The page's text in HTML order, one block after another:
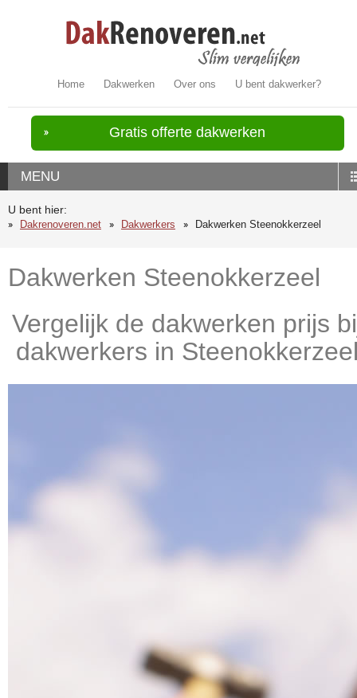
Home Dakwerken Over ons U bent dakwerker?
Gratis offerte dakwerken
MENU
U bent hier:
Dakrenoveren.net
Dakwerkers Dakwerken Steenokkerzeel
Dakwerken Steenokkerzeel
Vergelijk de dakwerken prijs
dakwerkers in